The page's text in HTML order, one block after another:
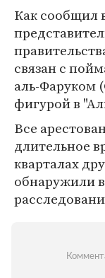
Как сообщил
связан c
аль-Фаруком
фигурой в
Все
длительное
кварталах
обнаружили